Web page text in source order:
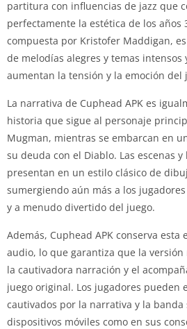
partitura con influencias de jazz que
perfectamente la estética de los años
compuesta por Kristofer Maddigan,
de melodías alegres y temas
aumentan la tensión y la emoción del
La narrativa de Cuphead APK es
historia que sigue al personaje
Mugman, mientras se embarcan en
su deuda con el Diablo. Las escenas
presentan en un estilo clásico de
sumergiendo aún más a los
y a menudo divertido del juego.
Además, Cuphead APK conserva
audio, lo que garantiza que la
la cautivadora narración y el
juego original. Los jugadores pueden
cautivados por la narrativa y la banda
dispositivos móviles como en sus